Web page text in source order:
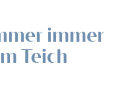
immer
Teich